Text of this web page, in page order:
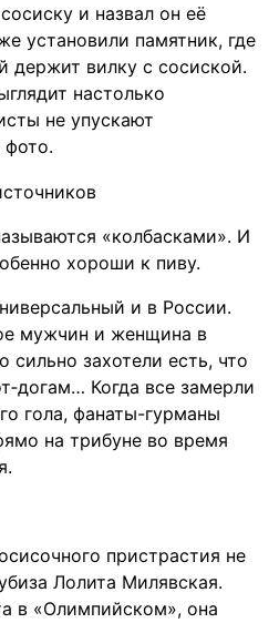
и назвал он её
установили памятник, где
держит вилку с сосиской.
настолько
не упускают
фото.
«колбасками». И
хороши к пиву.
и в России.
мужчин и женщина в
сильно захотели есть, что
Когда все замерли
гола, фанаты-гурманы
на трибуне во время
пристрастия не
Лолита Милявская.
в «Олимпийском», она